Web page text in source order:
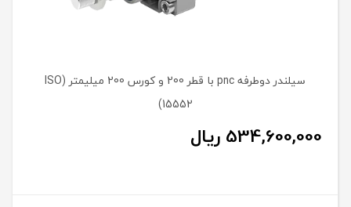
سیلندر دوطرفه pnc با قطر 200 و کورس 200 میلیمتر (ISO
15552)
534,600,000 ریال